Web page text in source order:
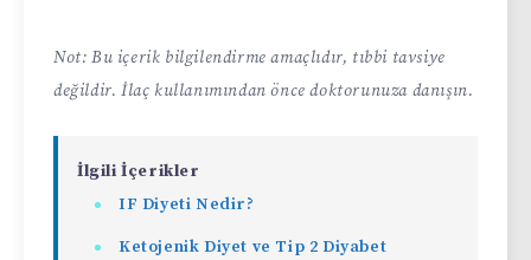
Not: Bu içerik bilgilendirme amaçlıdır, tıbbi tavsiye
değildir. İlaç kullanımından önce doktorunuza danışın.
İlgili İçerikler
IF Diyeti Nedir?
Ketojenik Diyet ve Tip 2 Diyabet